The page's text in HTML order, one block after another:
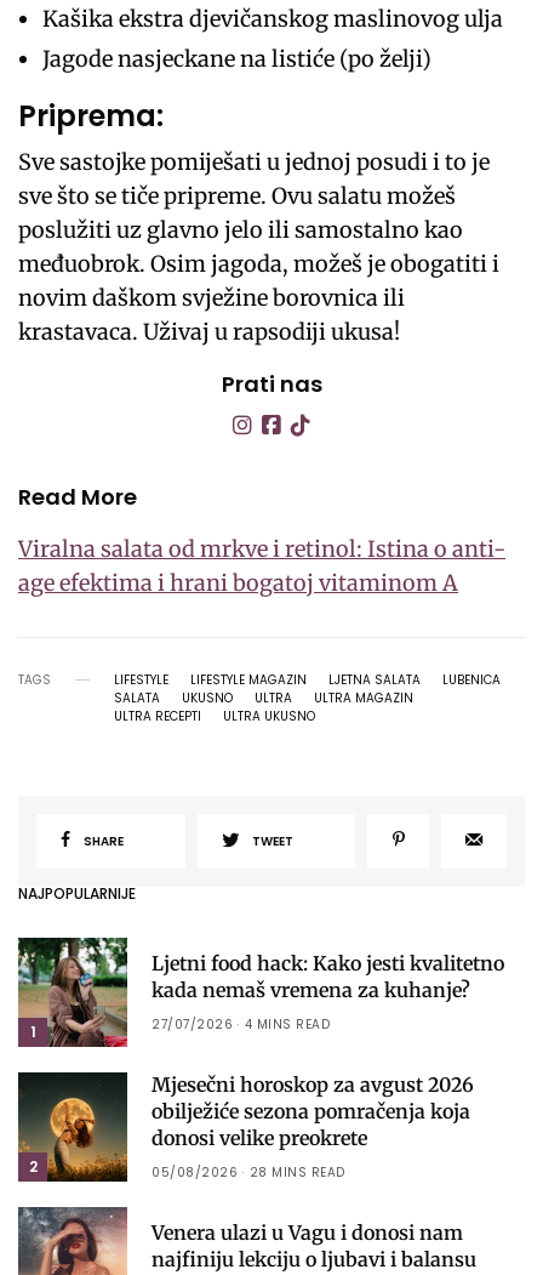
Kašika ekstra djevičanskog maslinovog ulja
Jagode nasjeckane na listiće (po želji)
Priprema:
Sve sastojke pomiješati u jednoj posudi i to je
sve što se tiče pripreme. Ovu salatu možeš
poslužiti uz glavno jelo ili samostalno kao
međuobrok. Osim jagoda, možeš je obogatiti i
novim daškom svježine borovnica ili
krastavaca. Uživaj u rapsodiji ukusa!
Prati nas
Read More
Viralna salata od mrkve i retinol: Istina o anti-
age efektima i hrani bogatoj vitaminom A
TAGS LIFESTYLE LIFESTYLE MAGAZIN LJETNA SALATA
LUBENICA
SALATA
UKUSNO ULTRA
ULTRA MAGAZIN
ULTRA RECEPTI
ULTRA UKUSNO
SHARE TWEET
NAJPOPULARNIJE
1
Ljetni food hack: Kako jesti kvalitetno
kada nemaš vremena za kuhanje?
27/07/2026 4 MINS READ
2
Mjesečni horoskop za avgust 2026
obilježiće sezona pomračenja koja
donosi velike preokrete
05/08/2026 28 MINS READ
Venera ulazi u Vagu i donosi nam
najfiniju lekciju o ljubavi i balansu